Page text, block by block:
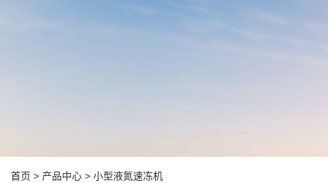
首页 > 产品中心 > 小型液氮速冻机